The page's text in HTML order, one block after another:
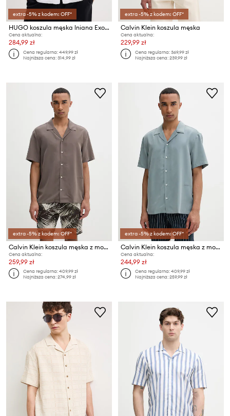
extra -5% z kodem: OFF*
HUGO koszula męska lniana Exolino
Cena aktualna:
284,99 zł
Cena regularna:449,99 zł
Najniższa cena:314,99 zł
extra -5% z kodem: OFF*
Calvin Klein koszula męska
Cena aktualna:
229,99 zł
Cena regularna:369,99 zł
Najniższa cena:239,99 zł
extra -5% z kodem: OFF*
Calvin Klein koszula męska z modalem
Cena aktualna:
259,99 zł
Cena regularna:409,99 zł
Najniższa cena:274,99 zł
extra -5% z kodem: OFF*
Calvin Klein koszula męska z modalem
Cena aktualna:
244,99 zł
Cena regularna:409,99 zł
Najniższa cena:259,99 zł